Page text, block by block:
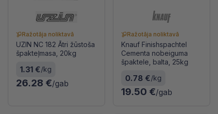
Ražotāja noliktavā
UZIN NC 182 Ātri žūstoša
špakteļmasa, 20kg
1.31 €/kg
26.28 €/gab
Ražotāja noliktavā
Knauf Finishspachtel
Cementa nobeiguma
špaktele, balta, 25kg
0.78 €/kg
19.50 €/gab